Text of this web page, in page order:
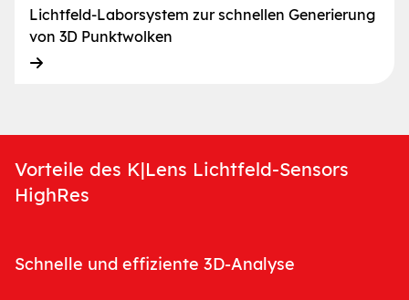
Lichtfeld-Laborsystem zur schnellen Generierung
von 3D Punktwolken
Vorteile des K|Lens Lichtfeld-Sensors
HighRes
Schnelle und effiziente 3D-Analyse